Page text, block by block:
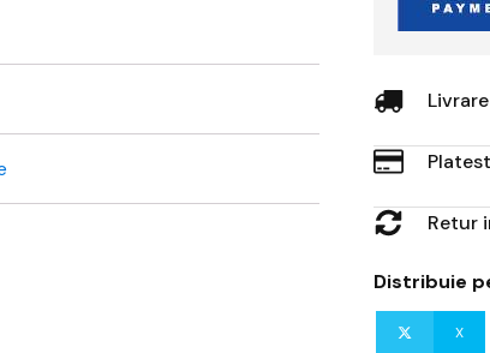
Retur
Distribuie
X